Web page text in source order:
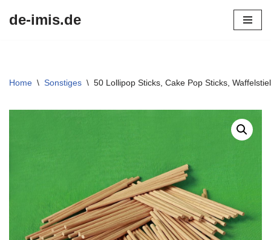
de-imis.de
Home \ Sonstiges \ 50 Lollipop Sticks, Cake Pop Sticks,